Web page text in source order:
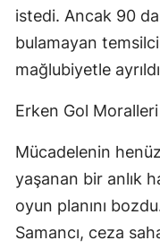
istedi. Ancak 90
bulamayan
mağlubiyetle
Erken Gol
Mücadelenin
yaşanan bir anlık
oyun planını
Samancı, ceza